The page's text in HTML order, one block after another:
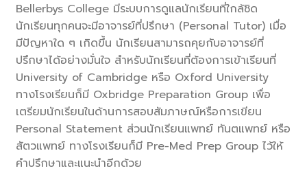
Bellerbys College มีระบบการดูแลนักเรียนที่ใกล้ชิด
นักเรียนทุกคนจะมีอาจารย์ที่ปรึกษา (Personal Tutor) เมื่อ
มีปัญหาใด ๆ เกิดขึ้น นักเรียนสามารถคุยกับอาจารย์ที่
ปรึกษาได้อย่างมั่นใจ สำหรับนักเรียนที่ต้องการเข้าเรียนที่
University of Cambridge หรือ Oxford University
ทางโรงเรียนก็มี Oxbridge Preparation Group เพื่อ
เตรียมนักเรียนในด้านการสอบสัมภาษณ์หรือการเขียน
Personal Statement ส่วนนักเรียนแพทย์ ทันตแพทย์ หรือ
สัตวแพทย์ ทางโรงเรียนก็มี Pre-Med Prep Group ไว้ให้
คำปรึกษาและแนะนำอีกด้วย